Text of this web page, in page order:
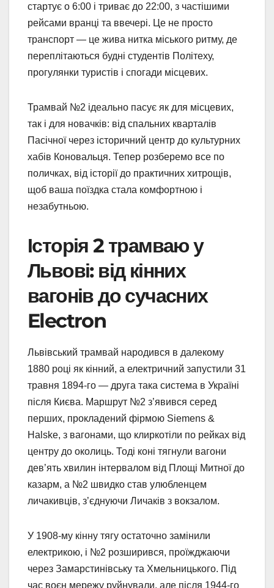
стартує о 6:00 і триває до 22:00, з частішими
рейсами вранці та ввечері. Це не просто
транспорт — це жива нитка міського ритму, де
переплітаються будні студентів Політеху,
прогулянки туристів і спогади місцевих.
Трамвай №2 ідеально пасує як для місцевих,
так і для новачків: від спальних кварталів
Пасічної через історичний центр до культурних
хабів Коновальця. Тепер розберемо все по
поличках, від історії до практичних хитрощів,
щоб ваша поїздка стала комфортною і
незабутньою.
Історія 2 трамваю у
Львові: від кінних
вагонів до сучасних
Electron
Львівський трамвай народився в далекому
1880 році як кінний, а електричний запустили 31
травня 1894-го — друга така система в Україні
після Києва. Маршрут №2 з’явився серед
перших, прокладений фірмою Siemens &
Halske, з вагонами, що клиркотіли по рейках від
центру до околиць. Тоді коні тягнули вагони
дев’ять хвилин інтервалом від Площі Митної до
казарм, а №2 швидко став улюбленцем
личакивців, з’єднуючи Личаків з вокзалом.
У 1908-му кінну тягу остаточно замінили
електрикою, і №2 розширився, проїжджаючи
через Замарстинівську та Хмельницького. Під
час воєн мережу руйнували, але після 1944-го